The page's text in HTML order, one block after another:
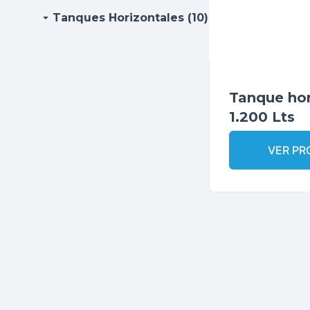
arrow_drop_down Tanques Horizontales (10)
Tanque
1.200 Lts
VER